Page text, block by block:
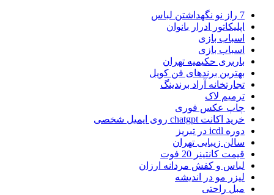
7 راز نو نگهداشتن لباس
اپلیکاتور ادرار بانوان
اسباب بازی
اسباب بازی
باربری حکیمیه تهران
بهترین برندهای فن کویل
تجارتخانه آراد برندینگ
ترمیم لاک
چاپ عکس فوری
خرید اکانت chatgpt روی ایمیل شخصی
دوره icdl در تبریز
سالن زیبایی تهران
قیمت کانتینر 20 فوت
لباس و کفش مردانه ارزان
لیزر مو در اندیشه
مبل راحتی